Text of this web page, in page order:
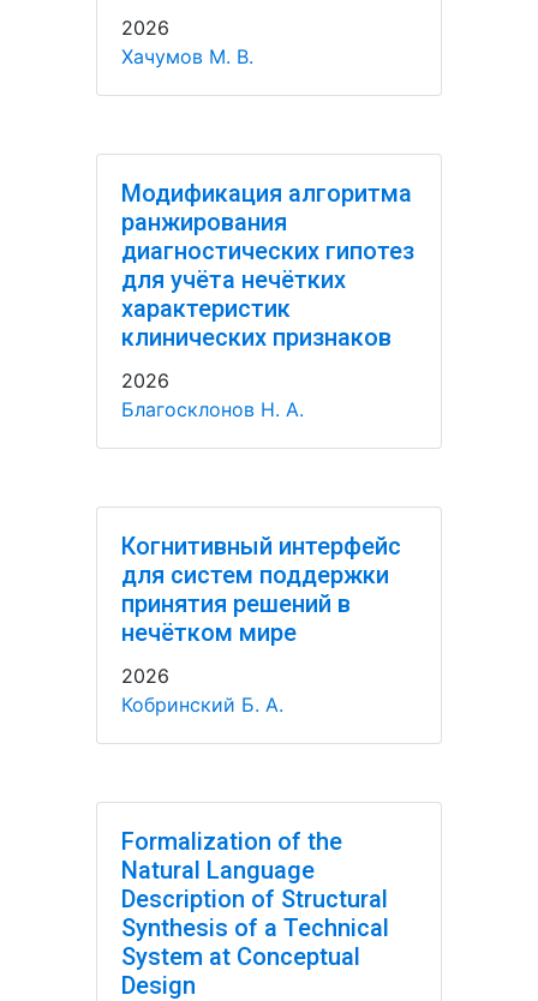
2026
Хачумов М. В.
Модификация алгоритма
ранжирования
диагностических гипотез
для учёта нечётких
характеристик
клинических признаков
2026
Благосклонов Н. А.
Когнитивный интерфейс
для систем поддержки
принятия решений в
нечётком мире
2026
Кобринский Б. А.
Formalization of the
Natural Language
Description of Structural
Synthesis of a Technical
System at Conceptual
Design